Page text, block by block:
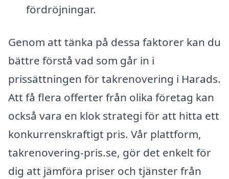
fördröjningar.
Genom att tänka på dessa faktorer kan du
bättre förstå vad som går in i
prissättningen för takrenovering i Harads.
Att få flera offerter från olika företag kan
också vara en klok strategi för att hitta ett
konkurrenskraftigt pris. Vår plattform,
takrenovering-pris.se, gör det enkelt för
dig att jämföra priser och tjänster från